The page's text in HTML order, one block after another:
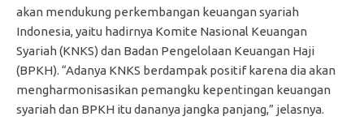
akan mendukung perkembangan keuangan syariah
Indonesia, yaitu hadirnya Komite Nasional Keuangan
Syariah (KNKS) dan Badan Pengelolaan Keuangan Haji
(BPKH). “Adanya KNKS berdampak positif karena dia akan
mengharmonisasikan pemangku kepentingan keuangan
syariah dan BPKH itu dananya jangka panjang,” jelasnya.